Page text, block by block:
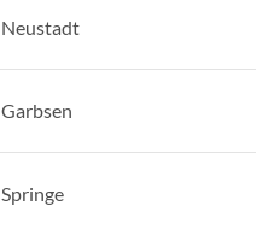
Neustadt
Garbsen
Springe